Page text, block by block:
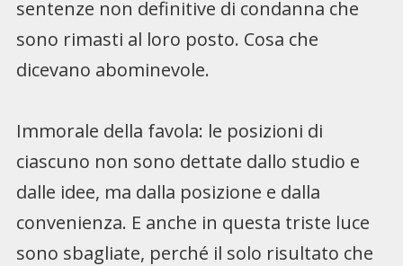
sentenze non definitive di condanna che
sono rimasti al loro posto. Cosa che
dicevano abominevole.
Immorale della favola: le posizioni di
ciascuno non sono dettate dallo studio e
dalle idee, ma dalla posizione e dalla
convenienza. E anche in questa triste luce
sono sbagliate, perché il solo risultato che